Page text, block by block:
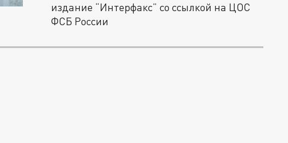
издание “Интерфакс” со ссылкой на ЦОС
ФСБ России